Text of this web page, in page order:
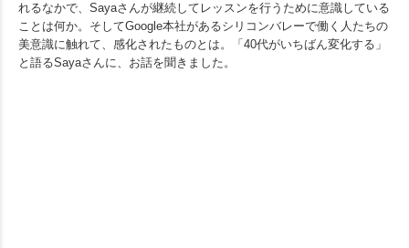
れるなかで、Sayaさんが継続してレッスンを行うために意識している
ことは何か。そしてGoogle本社があるシリコンバレーで働く人たちの
美意識に触れて、感化されたものとは。「40代がいちばん変化する」
と語るSayaさんに、お話を聞きました。